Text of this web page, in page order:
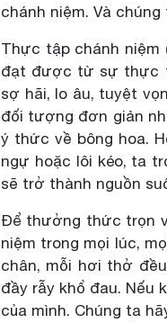
chánh niệm. Và
Thực tập chánh niệm
đạt được từ sự thực
sợ hãi, lo âu, tuyệt
đối tượng đơn giản
ý thức về bông hoa.
ngự hoặc lôi kéo, ta
sẽ trở thành nguồn
Để thưởng thức trọn
niệm trong mọi lúc,
chân, mỗi hơi thở
đầy rẫy khổ đau. Nếu
của mình. Chúng ta